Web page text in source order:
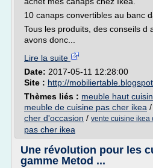
10 canaps convertibles au banc
Tous les produits, des conseils d
avons donc...
Lire la suite
Date: 2017-05-11 12:28:00
Site : http://
Thèmes liés : meuble haut
meuble de cuisine pas cher ikea /
cher d'occasion / vente cuisine ikea
pas cher ikea
Une révolution pour les
gamme Metod ...